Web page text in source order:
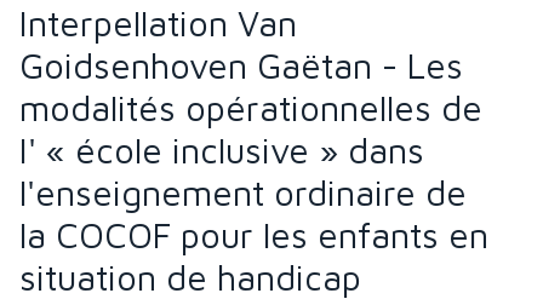
Interpellation Van
Goidsenhoven Gaëtan - Les
modalités opérationnelles de
I' « école inclusive » dans
l'enseignement ordinaire de
la COCOF pour les enfants en
situation de handicap